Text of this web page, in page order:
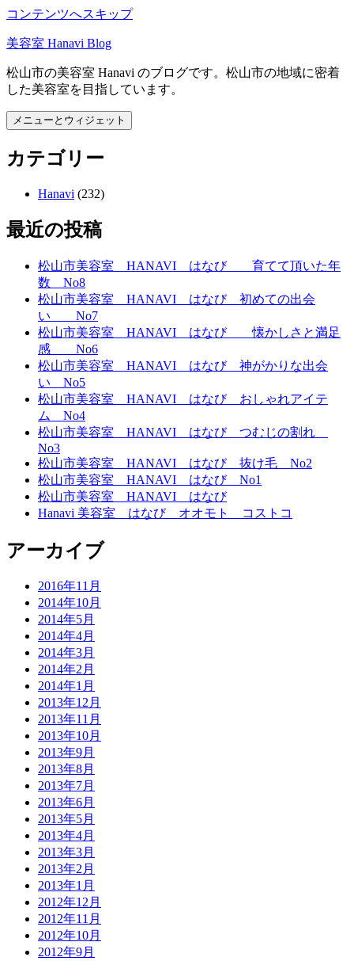
コンテンツへスキップ
美容室 Hanavi Blog
松山市の美容室 Hanavi のブログです。松山市の地域に密着
した美容室を目指しています。
メニューとウィジェット
カテゴリー
Hanavi (232)
最近の投稿
松山市美容室 HANAVI はなび 育てて頂いた年
数 No8
松山市美容室 HANAVI はなび 初めての出会
い No7
松山市美容室 HANAVI はなび 懐かしさと満足
感 No6
松山市美容室 HANAVI はなび 神がかりな出会
い No5
松山市美容室 HANAVI はなび おしゃれアイテ
ム No4
松山市美容室 HANAVI はなび つむじの割れ
No3
松山市美容室 HANAVI はなび 抜け毛 No2
松山市美容室 HANAVI はなび No1
松山市美容室 HANAVI はなび
Hanavi 美容室 はなび オオモト コストコ
アーカイブ
2016年11月
2014年10月
2014年5月
2014年4月
2014年3月
2014年2月
2014年1月
2013年12月
2013年11月
2013年10月
2013年9月
2013年8月
2013年7月
2013年6月
2013年5月
2013年4月
2013年3月
2013年2月
2013年1月
2012年12月
2012年11月
2012年10月
2012年9月